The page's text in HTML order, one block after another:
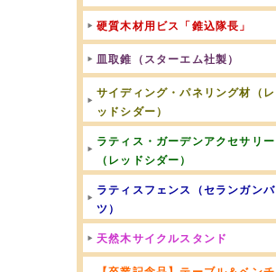
硬質木材用ビス「錐込隊長」
皿取錐（スターエム社製）
サイディング・パネリング材（レ
ッドシダー）
ラティス・ガーデンアクセサリー
（レッドシダー）
ラティスフェンス（セランガンバ
ツ）
天然木サイクルスタンド